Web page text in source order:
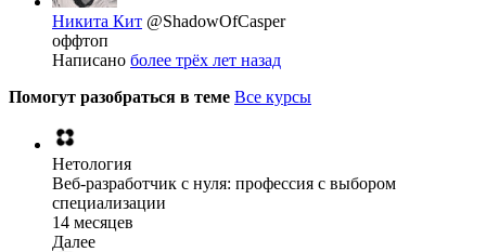
Никита Кит @ShadowOfCasper
оффтоп
Написано более трёх лет назад
Помогут разобраться в теме Все курсы
Нетология
Веб-разработчик с нуля: профессия с выбором
специализации
14 месяцев
Далее